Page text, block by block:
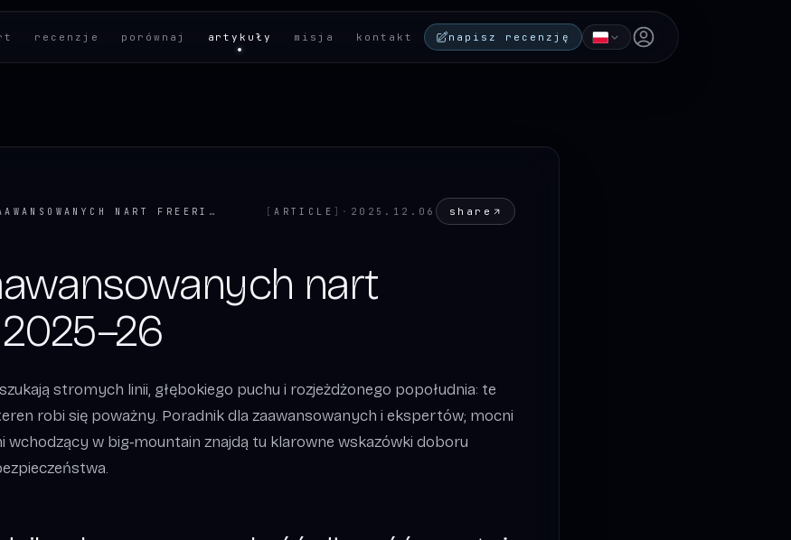
recenzje porównaj artykuły misja kontakt napisz recenzję Open user menu
TOP 5 ZAAWANSOWANYCH NART FREERIDE NA SEZON 2025–26 [ ARTICLE ] · 2025.12.06 share
nart
stromych linii, głębokiego puchu i rozjeżdżonego popołudnia: te
robi się poważny. Poradnik dla zaawansowanych i ekspertów; mocni
wchodzący w big‑mountain znajdą tu klarowne wskazówki doboru